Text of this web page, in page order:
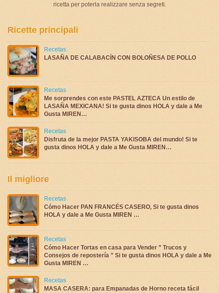
ricetta per poterla realizzare senza segreti.
Ricette principali
Recetas
LASAÑA DE CALABACÍN CON BOLOÑESA DE POLLO
Recetas
Me sorprendes con este PASTEL AZTECA Un estilo de
LASAÑA MEXICANA! Si te gusta dinos HOLA y dale a Me
Gusta MIREN…
Recetas
Disfruta de la mejor PASTA YAKISOBA del mundo! Si te
gusta dinos HOLA y dale a Me Gusta MIREN…
Il migliore
Recetas
Cómo Hacer PAN FRANCÉS CASERO, Si te gusta dinos
HOLA y dale a Me Gusta MIREN …
Recetas
Cómo Hacer Tortas en casa para Vender ” Trucos y
Consejos de repostería ” Si te gusta dinos HOLA y dale a Me
Gusta MIREN …
Recetas
MASA CASERA: para Empanadas de Horno receta fácil